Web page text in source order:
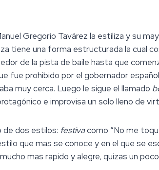
Gregorio Tavárez la estiliza y su
tiene una forma estructurada la cual
de la pista de baile hasta que
fue prohibido por el gobernador
muy cerca. Luego le sigue el llamado
e improvisa un solo lleno de
de dos estilos: festivacomo “No me
que mas se conoce y en el que se
mas rapido y alegre, quizas un